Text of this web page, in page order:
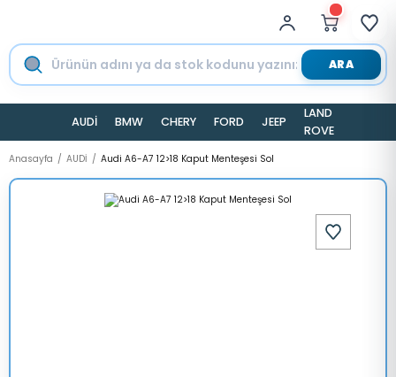
ARA
AUDİ BMW CHERY FORD JEEP
LAND
ROVER
Anasayfa AUDİ Audi A6-A7 12>18 Kaput Menteşesi Sol